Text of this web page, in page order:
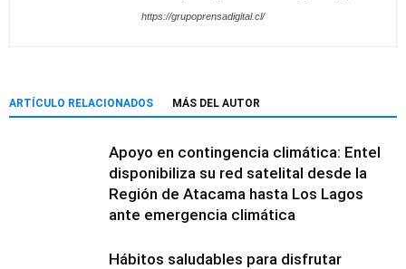
https://grupoprensadigital.cl/
ARTÍCULO RELACIONADOS MÁS DEL AUTOR
Apoyo en contingencia climática: Entel
disponibiliza su red satelital desde la
Región de Atacama hasta Los Lagos
ante emergencia climática
Hábitos saludables para disfrutar